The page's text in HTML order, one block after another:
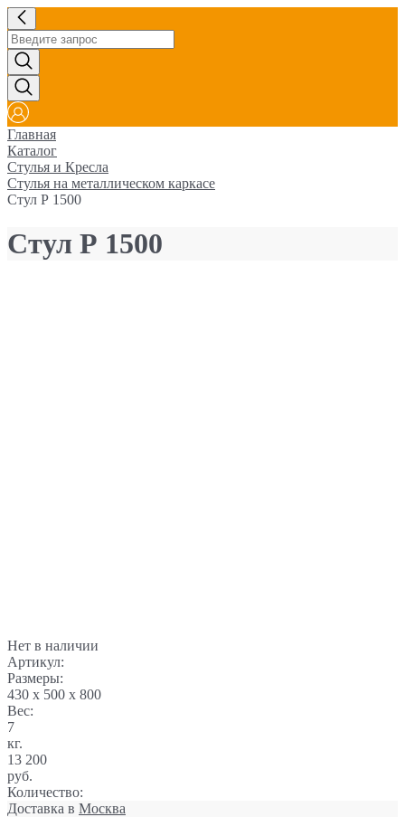
Главная
Каталог
Стулья и Кресла
Стулья на металлическом каркасе
Cтул Р 1500
Cтул Р 1500
Нет в наличии
Артикул:
Размеры:
430 x 500 x 800
Вес:
7
кг.
13 200
руб.
Количество:
Доставка в Москва